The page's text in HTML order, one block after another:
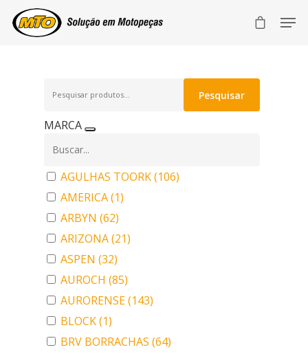
por:
Pesquisar
MARCA
AGULHAS TOORK(106)
AMERICA(1)
ARBYN (62)
ARIZONA(21)
ASPEN (32)
AUROCH (85)
AURORENSE(143)
BLOCK(1)
BRV BORRACHAS (64)